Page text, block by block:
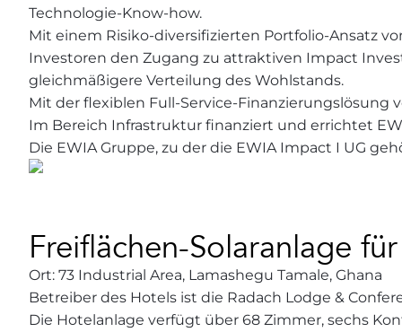
Technologie-Know-how.
Mit einem Risiko-diversifizierten Portfolio-Ansatz
Investoren den Zugang zu attraktiven Impact
gleichmäßigere Verteilung des Wohlstands.
Mit der flexiblen Full-Service-Finanzierungslösung
Im Bereich Infrastruktur finanziert und errichtet
Die EWIA Gruppe, zu der die EWIA Impact I UG
Freiflächen-Solaranlage
Ort: 73 Industrial Area, Lamashegu Tamale, Ghana
Betreiber des Hotels ist die Radach Lodge &
Die Hotelanlage verfügt über 68 Zimmer, sechs